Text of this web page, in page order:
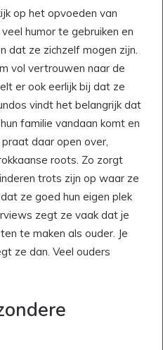
op het opvoeden van
humor te gebruiken en
dat ze zichzelf mogen zijn.
vol vertrouwen naar de
er ook eerlijk bij dat ze
vindt het belangrijk dat
familie vandaan komt en
daar open over,
roots. Zo zorgt
trots zijn op waar ze
ze goed hun eigen plek
zegt ze vaak dat je
te maken als ouder. Je
ze dan. Veel ouders